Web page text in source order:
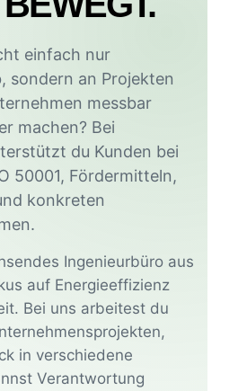
einfach nur
sondern an Projekten
messbar
machen? Bei
du Kunden bei
50001, Fördermitteln,
konkreten
Ingenieurbüro aus
auf Energieeffizienz
Bei uns arbeitest du
in verschiedene
Verantwortung